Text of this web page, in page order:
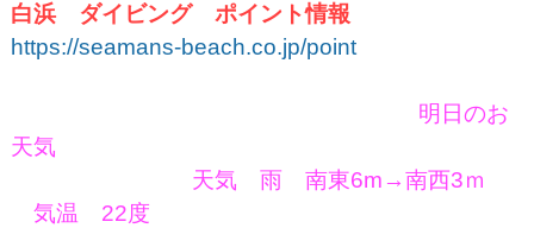
白浜 ダイビング ポイント情報
https://seamans-beach.co.jp/point
明日のお
天気
天気 雨 南東6m→南西3ｍ
気温 22度